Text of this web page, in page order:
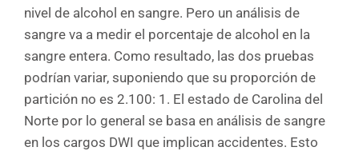
nivel de alcohol en sangre. Pero un análisis de
sangre va a medir el porcentaje de alcohol en la
sangre entera. Como resultado, las dos pruebas
podrían variar, suponiendo que su proporción de
partición no es 2.100: 1. El estado de Carolina del
Norte por lo general se basa en análisis de sangre
en los cargos DWI que implican accidentes. Esto